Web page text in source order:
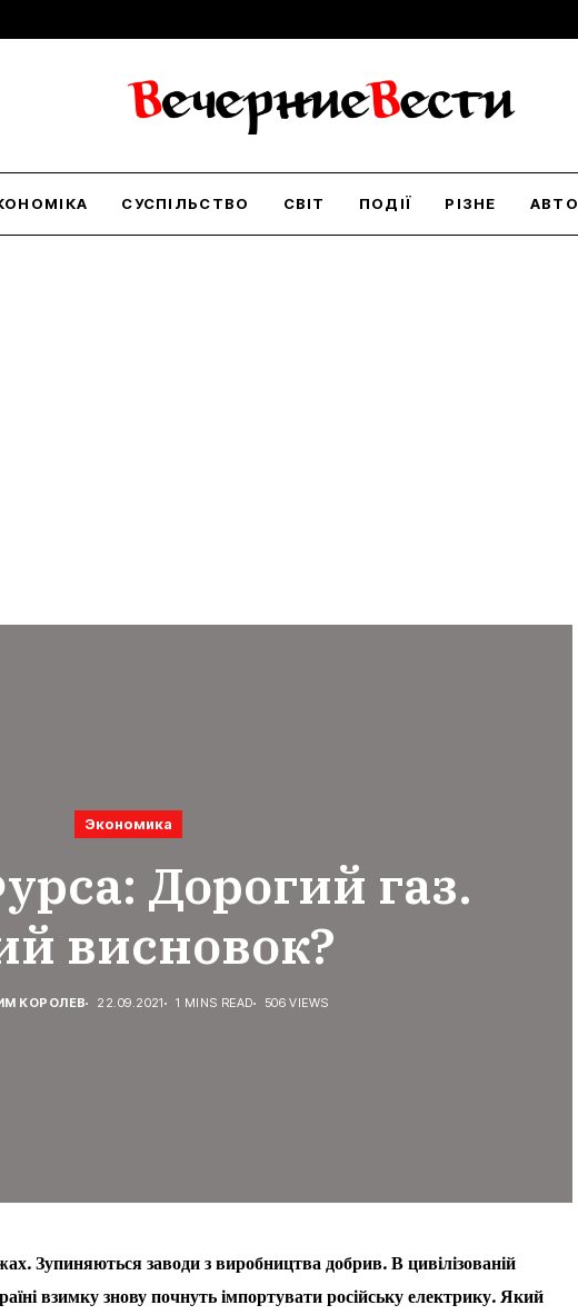
СУСПІЛЬСТВО СВІТ ПОДІЇ РІЗНЕ АВТО
Экономика
Дорогий газ.
висновок?
КОРОЛЕВ 22.09.2021 1 MINS READ 506 VIEWS
Зупиняються заводи з виробництва добрив. В цивілізованій
взимку знову почнуть імпортувати російську електрику. Який